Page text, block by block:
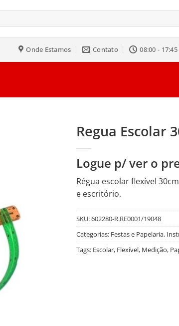
Onde Estamos Contato 08:00 - 17:45
Regua Escolar
Logue p/ ver o
Régua escolar flexível
e escritório.
SKU:602280-R.RE0001/19048
Categorias: Festas e Papelaria,
Tags: Escolar, Flexível, Medição,